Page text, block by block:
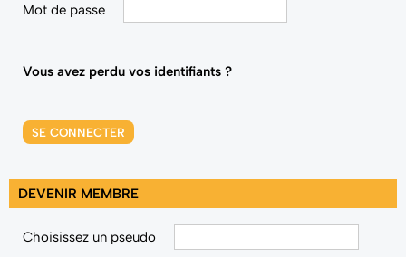
Mot de passe
Vous avez perdu vos identifiants ?
SE CONNECTER
DEVENIR MEMBRE
Choisissez un pseudo